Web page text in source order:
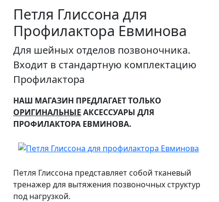
Петля Глиссона для
Профилактора Евминова
Для шейных отделов позвоночника.
Входит в стандартную комплектацию
Профилактора
НАШ МАГАЗИН ПРЕДЛАГАЕТ ТОЛЬКО
ОРИГИНАЛЬНЫЕ АКСЕССУАРЫ ДЛЯ
ПРОФИЛАКТОРА ЕВМИНОВА.
Петля Глиссона представляет собой тканевый
тренажер для вытяжения позвоночных структур
под нагрузкой.